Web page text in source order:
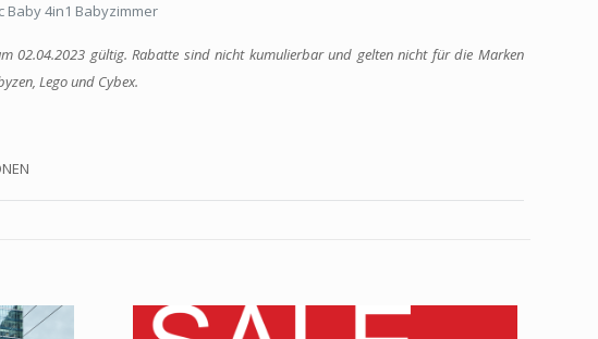
Baby 4in1 Babyzimmer
02.04.2023 gültig. Rabatte sind nicht kumulierbar und gelten nicht für die Marken
Lego und Cybex.